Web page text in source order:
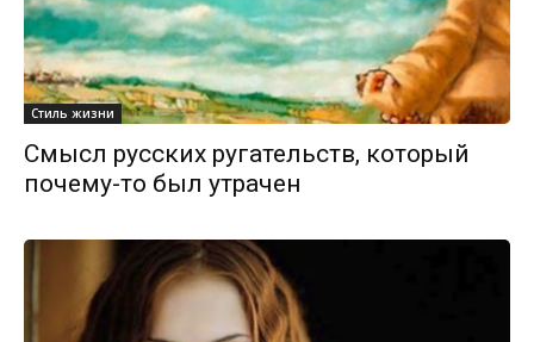
Стиль жизни
Смысл русских ругательств, который
почему-то был утрачен